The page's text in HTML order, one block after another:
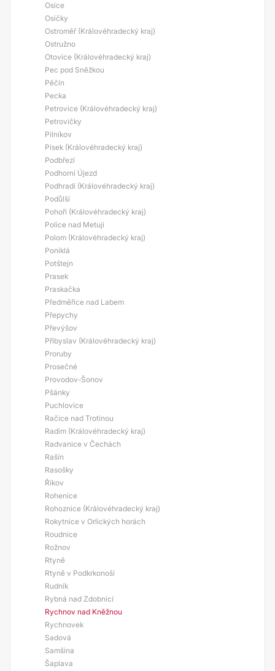
Osice
Osičky
Ostroměř (Královéhradecký kraj)
Ostružno
Otovice (Královéhradecký kraj)
Pec pod Sněžkou
Pěčín
Pecka
Petrovice (Královéhradecký kraj)
Petrovičky
Pilníkov
Písek (Královéhradecký kraj)
Podbřezí
Podhorní Újezd
Podhradí (Královéhradecký kraj)
Podůlší
Pohoří (Královéhradecký kraj)
Police nad Metují
Polom (Královéhradecký kraj)
Poniklá
Potštejn
Prasek
Praskačka
Předměřice nad Labem
Přepychy
Převýšov
Přibyslav (Královéhradecký kraj)
Proruby
Prosečné
Provodov-Šonov
Pšánky
Puchlovice
Račice nad Trotinou
Radim (Královéhradecký kraj)
Radvanice v Čechách
Rašín
Rasošky
Řikov
Rohenice
Rohoznice (Královéhradecký kraj)
Rokytnice v Orlických horách
Roudnice
Rožnov
Rtyně
Rtyně v Podkrkonoší
Rudník
Rybná nad Zdobnicí
Rychnov nad Kněžnou
Rychnovek
Sadová
Samšina
Šaplava